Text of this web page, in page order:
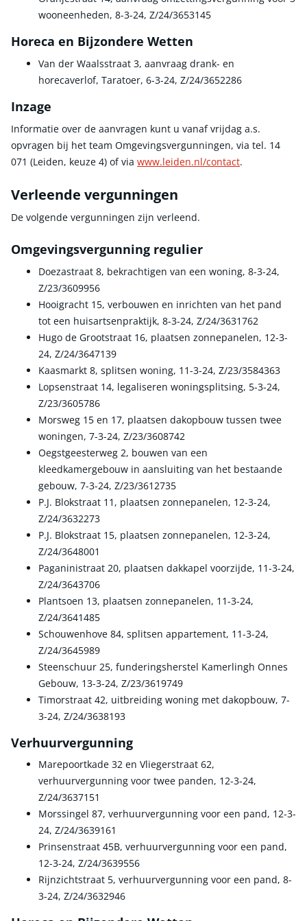
wooneenheden, 8-3-24, Z/24/3653145
Horeca en Bijzondere Wetten
Van der Waalsstraat 3, aanvraag drank- en
horecaverlof, Taratoer, 6-3-24, Z/24/3652286
Inzage
Informatie over de aanvragen kunt u vanaf vrijdag a.s.
opvragen bij het team Omgevingsvergunningen, via tel. 14
071 (Leiden, keuze 4) of via www.leiden.nl/contact.
Verleende vergunningen
De volgende vergunningen zijn verleend.
Omgevingsvergunning regulier
Doezastraat 8, bekrachtigen van een woning, 8-3-24,
Z/23/3609956
Hooigracht 15, verbouwen en inrichten van het pand
tot een huisartsenpraktijk, 8-3-24, Z/24/3631762
Hugo de Grootstraat 16, plaatsen zonnepanelen, 12-3-
24, Z/24/3647139
Kaasmarkt 8, splitsen woning, 11-3-24, Z/23/3584363
Lopsenstraat 14, legaliseren woningsplitsing, 5-3-24,
Z/23/3605786
Morsweg 15 en 17, plaatsen dakopbouw tussen twee
woningen, 7-3-24, Z/23/3608742
Oegstgeesterweg 2, bouwen van een
kleedkamergebouw in aansluiting van het bestaande
gebouw, 7-3-24, Z/23/3612735
P.J. Blokstraat 11, plaatsen zonnepanelen, 12-3-24,
Z/24/3632273
P.J. Blokstraat 15, plaatsen zonnepanelen, 12-3-24,
Z/24/3648001
Paganinistraat 20, plaatsen dakkapel voorzijde, 11-3-24,
Z/24/3643706
Plantsoen 13, plaatsen zonnepanelen, 11-3-24,
Z/24/3641485
Schouwenhove 84, splitsen appartement, 11-3-24,
Z/24/3645989
Steenschuur 25, funderingsherstel Kamerlingh Onnes
Gebouw, 13-3-24, Z/23/3619749
Timorstraat 42, uitbreiding woning met dakopbouw, 7-
3-24, Z/24/3638193
Verhuurvergunning
Marepoortkade 32 en Vliegerstraat 62,
verhuurvergunning voor twee panden, 12-3-24,
Z/24/3637151
Morssingel 87, verhuurvergunning voor een pand, 12-3-
24, Z/24/3639161
Prinsenstraat 45B, verhuurvergunning voor een pand,
12-3-24, Z/24/3639556
Rijnzichtstraat 5, verhuurvergunning voor een pand, 8-
3-24, Z/24/3632946